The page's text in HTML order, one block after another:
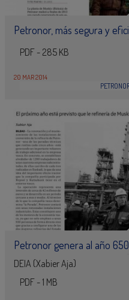
Petronor, más segura y
PDF - 285 KB
20 MAR 2014
Petronor genera al año
DEIA (Xabier Aja)
PDF - 1 MB